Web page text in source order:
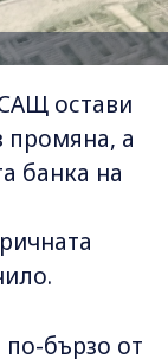
остави
промяна, а
банка на
бързо от